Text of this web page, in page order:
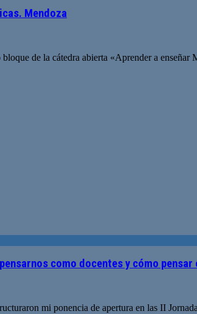
Mendoza
de la cátedra abierta «Aprender a
como docentes y cómo
mi ponencia de apertura en las II